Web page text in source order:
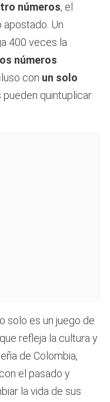
números, el
Un
400 veces la
números
con un solo
quintuplicar
solo es un juego de
refleja la cultura y
de Colombia,
el pasado y
la vida de sus